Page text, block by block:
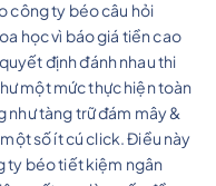
công ty béo câu hỏi
học vì báo giá tiền cao
định đánh nhau thi
một mức thực hiện toàn
như tàng trữ đám mây &
số ít cú click. Điều này
ty béo tiết kiệm ngân